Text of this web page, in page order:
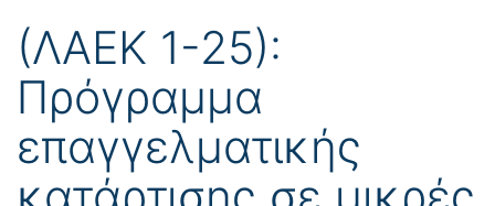
(ΛΑΕΚ 1-25):
Πρόγραμμα
επαγγελματικής